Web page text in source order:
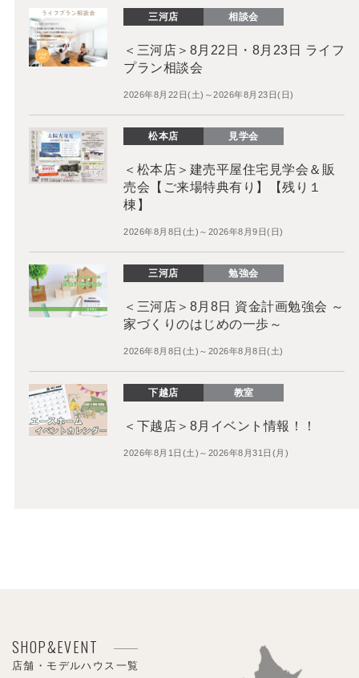
三河店 相談会
＜三河店＞8月22日・8月23日 ライフ
プラン相談会
2026年8月22日(土)～2026年8月23日(日)
松本店 見学会
＜松本店＞建売平屋住宅見学会＆販
売会【ご来場特典有り】【残り１
棟】
2026年8月8日(土)～2026年8月9日(日)
三河店 勉強会
＜三河店＞8月8日 資金計画勉強会 ～
家づくりのはじめの一歩～
2026年8月8日(土)～2026年8月8日(土)
下越店 教室
＜下越店＞8月イベント情報！！
2026年8月1日(土)～2026年8月31日(月)
SHOP&EVENT
店舗・モデルハウス一覧